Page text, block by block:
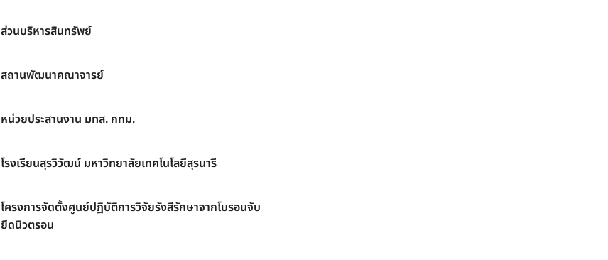
ส่วนบริหารสินทรัพย์
สถานพัฒนาคณาจารย์
หน่วยประสานงาน มทส. กทม.
โรงเรียนสุรวิวัฒน์ มหาวิทยาลัยเทคโนโลยีสุรนารี
โครงการจัดตั้งศูนย์ปฏิบัติการวิจัยรังสีรักษาจากโบรอนจับ
ยึดนิวตรอน